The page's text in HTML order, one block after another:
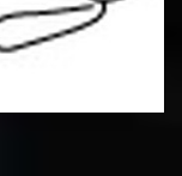
⑨Pink
⑨Pink
⑥Red
⑥Red